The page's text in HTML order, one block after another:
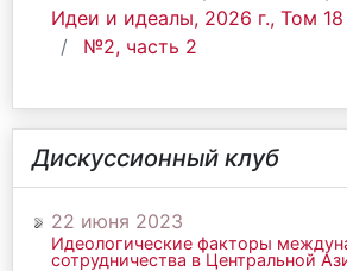
Идеи и идеалы, 2026 г., Том 18
№2, часть 2
Дискуссионный клуб
22 июня 2023
Идеологические факторы
сотрудничества в Центральной